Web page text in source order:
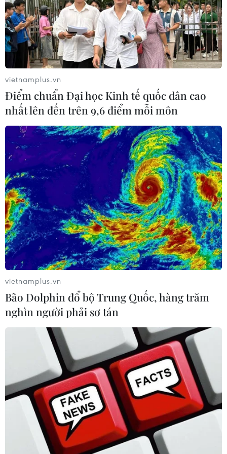
TIN LIÊN QUAN
Xung đột Trung Đông đẩy lạm phát tại
Eurozone và Iran lên cao chưa từng có
02/06/2026 14:55
Trong khi lạm phát tại Khu vực Eurozone tăng lên hơn
3%, nền kinh tế Iran thậm chí đang rơi vào vòng xoáy
khủng hoảng nghiêm trọng nhất kể từ Chiến tranh Thế
giới thứ 2.
vietnamplus.vn
Điểm chuẩn Đại học Kinh tế quốc dân cao
nhất lên đến trên 9,6 điểm mỗi môn
vietnamplus.vn
Bão Dolphin đổ bộ Trung Quốc, hàng trăm
nghìn người phải sơ tán